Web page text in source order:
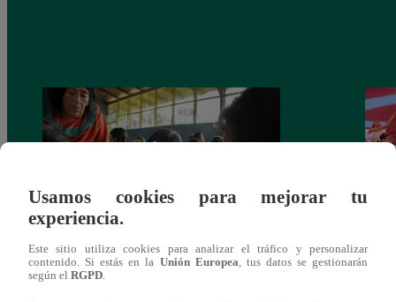
Mujeres indígenas y amazónicas del Perú
denuncian ante ONU que no se respeta su
Usamos cookies para mejorar tu
experiencia.
Este sitio utiliza cookies para analizar el tráfico y personalizar
contenido. Si estás en la Unión Europea , tus datos se gestionarán
según el RGPD